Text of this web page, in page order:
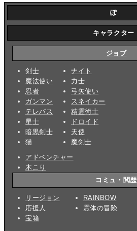
ぽ
キャラクター
ジョブ
剣士
魔法使い
忍者
ガンマン
テレパス
星士
暗黒剣士
猫
ナイト
力士
弓矢使い
スネイカー
精霊術士
ドロイド
天使
魔剣士
アドベンチャー
木こり
コミュ・閲歴
リージョン
応援人
宝箱
RAINBOW
霊体の冒険